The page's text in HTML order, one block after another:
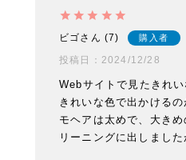
ビゴ 7 購入者
投稿日
2024/12/28
Webサイトで見たきれ
きれいな色で出かける
モヘアは太めで、大き
リーニングに出しまし